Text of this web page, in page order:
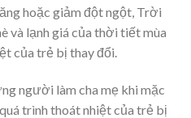
hoặc giảm đột ngột, Trời
và lạnh giá của thời tiết mùa
của trẻ bị thay đổi.
người làm cha mẹ khi mặc
trình thoát nhiệt của trẻ bị